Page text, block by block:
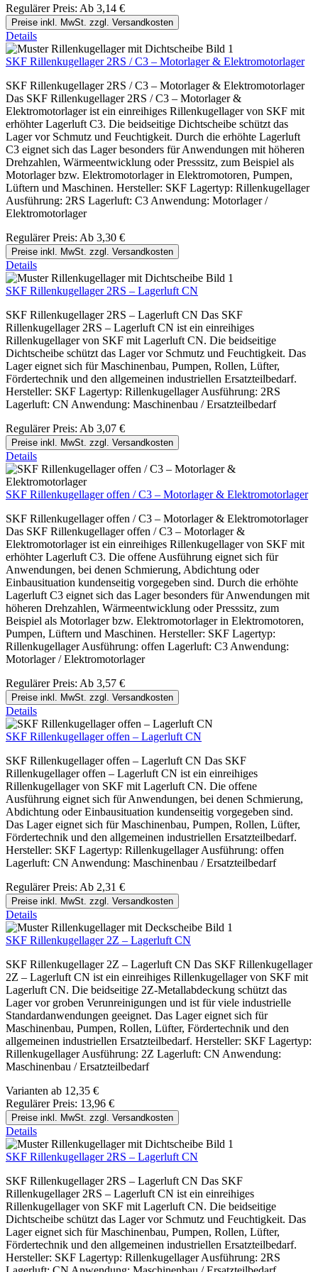
Regulärer Preis: Ab 3,14 €
Preise inkl. MwSt. zzgl. Versandkosten
Details
SKF Rillenkugellager 2RS / C3 – Motorlager & Elektromotorlager
SKF Rillenkugellager 2RS / C3 – Motorlager & Elektromotorlager
Das SKF Rillenkugellager 2RS / C3 – Motorlager &
Elektromotorlager ist ein einreihiges Rillenkugellager von SKF mit
erhöhter Lagerluft C3. Die beidseitige Dichtscheibe schützt das
Lager vor Schmutz und Feuchtigkeit. Durch die erhöhte Lagerluft
C3 eignet sich das Lager besonders für Anwendungen mit höheren
Drehzahlen, Wärmeentwicklung oder Presssitz, zum Beispiel als
Motorlager bzw. Elektromotorlager in Elektromotoren, Pumpen,
Lüftern und Maschinen. Hersteller: SKF Lagertyp: Rillenkugellager
Ausführung: 2RS Lagerluft: C3 Anwendung: Motorlager /
Elektromotorlager
Regulärer Preis: Ab 3,30 €
Preise inkl. MwSt. zzgl. Versandkosten
Details
SKF Rillenkugellager 2RS – Lagerluft CN
SKF Rillenkugellager 2RS – Lagerluft CN Das SKF
Rillenkugellager 2RS – Lagerluft CN ist ein einreihiges
Rillenkugellager von SKF mit Lagerluft CN. Die beidseitige
Dichtscheibe schützt das Lager vor Schmutz und Feuchtigkeit. Das
Lager eignet sich für Maschinenbau, Pumpen, Rollen, Lüfter,
Fördertechnik und den allgemeinen industriellen Ersatzteilbedarf.
Hersteller: SKF Lagertyp: Rillenkugellager Ausführung: 2RS
Lagerluft: CN Anwendung: Maschinenbau / Ersatzteilbedarf
Regulärer Preis: Ab 3,07 €
Preise inkl. MwSt. zzgl. Versandkosten
Details
SKF Rillenkugellager offen / C3 – Motorlager & Elektromotorlager
SKF Rillenkugellager offen / C3 – Motorlager & Elektromotorlager
Das SKF Rillenkugellager offen / C3 – Motorlager &
Elektromotorlager ist ein einreihiges Rillenkugellager von SKF mit
erhöhter Lagerluft C3. Die offene Ausführung eignet sich für
Anwendungen, bei denen Schmierung, Abdichtung oder
Einbausituation kundenseitig vorgegeben sind. Durch die erhöhte
Lagerluft C3 eignet sich das Lager besonders für Anwendungen mit
höheren Drehzahlen, Wärmeentwicklung oder Presssitz, zum
Beispiel als Motorlager bzw. Elektromotorlager in Elektromotoren,
Pumpen, Lüftern und Maschinen. Hersteller: SKF Lagertyp:
Rillenkugellager Ausführung: offen Lagerluft: C3 Anwendung:
Motorlager / Elektromotorlager
Regulärer Preis: Ab 3,57 €
Preise inkl. MwSt. zzgl. Versandkosten
Details
SKF Rillenkugellager offen – Lagerluft CN
SKF Rillenkugellager offen – Lagerluft CN Das SKF
Rillenkugellager offen – Lagerluft CN ist ein einreihiges
Rillenkugellager von SKF mit Lagerluft CN. Die offene
Ausführung eignet sich für Anwendungen, bei denen Schmierung,
Abdichtung oder Einbausituation kundenseitig vorgegeben sind.
Das Lager eignet sich für Maschinenbau, Pumpen, Rollen, Lüfter,
Fördertechnik und den allgemeinen industriellen Ersatzteilbedarf.
Hersteller: SKF Lagertyp: Rillenkugellager Ausführung: offen
Lagerluft: CN Anwendung: Maschinenbau / Ersatzteilbedarf
Regulärer Preis: Ab 2,31 €
Preise inkl. MwSt. zzgl. Versandkosten
Details
SKF Rillenkugellager 2Z – Lagerluft CN
SKF Rillenkugellager 2Z – Lagerluft CN Das SKF Rillenkugellager
2Z – Lagerluft CN ist ein einreihiges Rillenkugellager von SKF mit
Lagerluft CN. Die beidseitige 2Z-Metallabdeckung schützt das
Lager vor groben Verunreinigungen und ist für viele industrielle
Standardanwendungen geeignet. Das Lager eignet sich für
Maschinenbau, Pumpen, Rollen, Lüfter, Fördertechnik und den
allgemeinen industriellen Ersatzteilbedarf. Hersteller: SKF Lagertyp:
Rillenkugellager Ausführung: 2Z Lagerluft: CN Anwendung:
Maschinenbau / Ersatzteilbedarf
Varianten ab 12,35 €
Regulärer Preis: 13,96 €
Preise inkl. MwSt. zzgl. Versandkosten
Details
SKF Rillenkugellager 2RS – Lagerluft CN
SKF Rillenkugellager 2RS – Lagerluft CN Das SKF
Rillenkugellager 2RS – Lagerluft CN ist ein einreihiges
Rillenkugellager von SKF mit Lagerluft CN. Die beidseitige
Dichtscheibe schützt das Lager vor Schmutz und Feuchtigkeit. Das
Lager eignet sich für Maschinenbau, Pumpen, Rollen, Lüfter,
Fördertechnik und den allgemeinen industriellen Ersatzteilbedarf.
Hersteller: SKF Lagertyp: Rillenkugellager Ausführung: 2RS